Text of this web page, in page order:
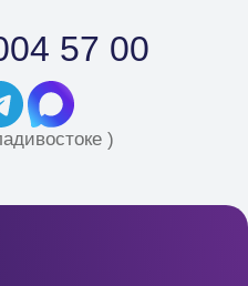
57 00
)